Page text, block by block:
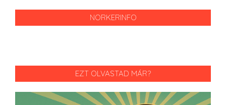
NORKERINFO
EZT OLVASTAD MÁR?